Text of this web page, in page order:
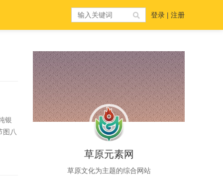
登录 | 注册
银
图八
草原元素网
草原文化为主题的综合网站